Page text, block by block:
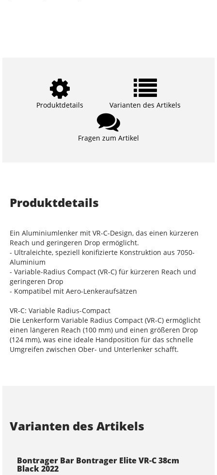
Produktdetails Varianten des Artikels
Fragen zum Artikel
Produktdetails
Ein Aluminiumlenker mit VR-C-Design, das einen kürzeren
Reach und geringeren Drop ermöglicht.
- Ultraleichte, speziell konifizierte Konstruktion aus 7050-
Aluminium
- Variable-Radius Compact (VR-C) für kürzeren Reach und
geringeren Drop
- Kompatibel mit Aero-Lenkeraufsätzen
VR-C: Variable Radius-Compact
Die Lenkerform Variable Radius Compact (VR-C) ermöglicht
einen längeren Reach (100 mm) und einen größeren Drop
(124 mm), was eine ideale Handposition für das schnelle
Umgreifen zwischen Ober- und Unterlenker schafft.
Varianten des Artikels
Bontrager Bar Bontrager Elite VR-C 38cm
Black 2022